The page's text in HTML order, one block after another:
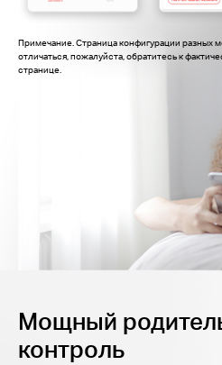
Примечание. Страница конфигурации разных
отличаться, пожалуйста, обратитесь к
странице.
Мощный
контроль